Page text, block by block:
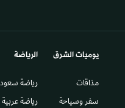
يوميات الشرق​
مذاقات
سفر وسياحة
الرياضة
رياضة
رياضة عربية